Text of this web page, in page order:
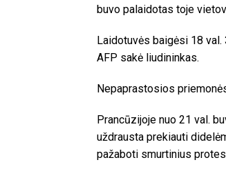
buvo palaidotas toje
Laidotuvės baigėsi 18
AFP sakė liudininkas.
Nepaprastosios
Prancūzijoje nuo 21 val.
uždrausta prekiauti
pažaboti smurtinius